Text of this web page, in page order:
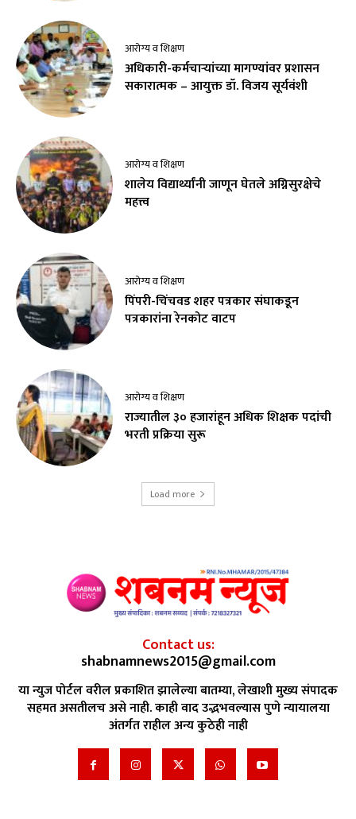
आरोग्य व शिक्षण
अधिकारी-कर्मचाऱ्यांच्या मागण्यांवर प्रशासन
सकारात्मक – आयुक्त डॉ. विजय सूर्यवंशी
आरोग्य व शिक्षण
शालेय विद्यार्थ्यांनी जाणून घेतले अग्निसुरक्षेचे
महत्त्व
आरोग्य व शिक्षण
पिंपरी-चिंचवड शहर पत्रकार संघाकडून
पत्रकारांना रेनकोट वाटप
आरोग्य व शिक्षण
राज्यातील ३० हजारांहून अधिक शिक्षक पदांची
भरती प्रक्रिया सुरू
Load more
Contact us:
shabnamnews2015@gmail.com
या न्युज पोर्टल वरील प्रकाशित झालेल्या बातम्या, लेखाशी मुख्य संपादक
सहमत असतीलच असे नाही. काही वाद उद्भभवल्यास पुणे न्यायालया
अंतर्गत राहील अन्य कुठेही नाही